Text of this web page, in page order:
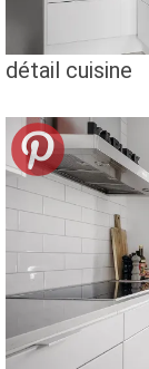
détail cuisine